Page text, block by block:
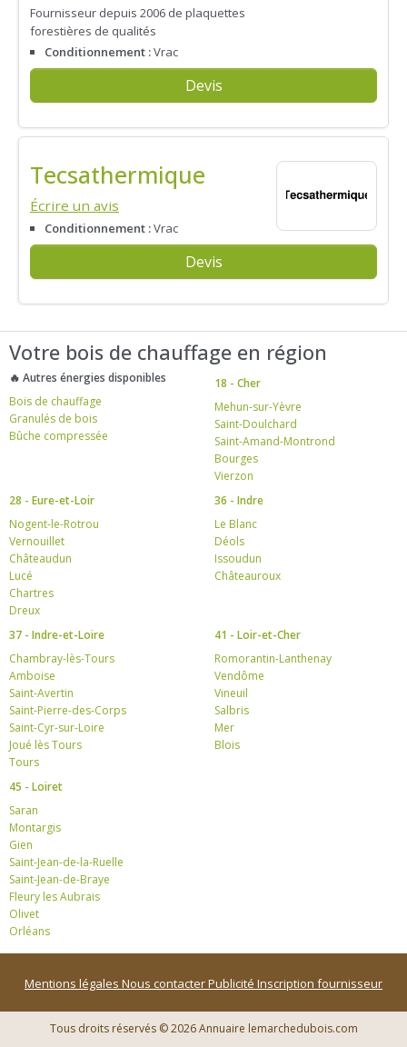
Fournisseur depuis 2006 de plaquettes
forestières de qualités
Conditionnement :Vrac
Devis
Tecsathermique
Écrire un avis
Conditionnement :Vrac
Devis
Votre bois de chauffage en région
🔥 Autres énergies disponibles
Bois de chauffage
Granulés de bois
Bûche compressée
18 - Cher
Mehun-sur-Yèvre
Saint-Doulchard
Saint-Amand-Montrond
Bourges
Vierzon
28 - Eure-et-Loir
Nogent-le-Rotrou
Vernouillet
Châteaudun
Lucé
Chartres
Dreux
36 - Indre
Le Blanc
Déols
Issoudun
Châteauroux
37 - Indre-et-Loire
Chambray-lès-Tours
Amboise
Saint-Avertin
Saint-Pierre-des-Corps
Saint-Cyr-sur-Loire
Joué lès Tours
Tours
41 - Loir-et-Cher
Romorantin-Lanthenay
Vendôme
Vineuil
Salbris
Mer
Blois
45 - Loiret
Saran
Montargis
Gien
Saint-Jean-de-la-Ruelle
Saint-Jean-de-Braye
Fleury les Aubrais
Olivet
Orléans
Mentions légales Nous contacterPublicité Inscription fournisseur
Tous droits réservés © 2026 Annuaire lemarchedubois.com